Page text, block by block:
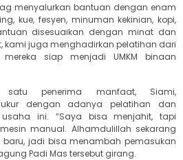
menyalurkan bantuan dengan enam
kue, fesyen, minuman kekinian, kopi,
disesuaikan dengan minat dan
kami juga menghadirkan pelatihan dari
siap menjadi UMKM binaan
penerima manfaat, Siami,
dengan adanya pelatihan dan
ini. “Saya bisa menjahit, tapi
manual. Alhamdulillah sekarang
jadi bisa menambah pemasukan
Padi Mas tersebut girang.